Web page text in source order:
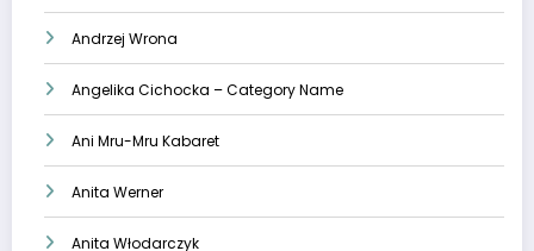
Andrzej Wrona
Angelika Cichocka – Category Name
Ani Mru-Mru Kabaret
Anita Werner
Anita Włodarczyk